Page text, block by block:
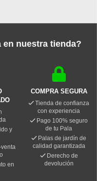
en nuestra tienda?
y
en
COMPRA SEGURA
Tienda de confianza
con experiencia
Pago 100% seguro
de tu Pala
Palas de jardín de
calidad garantizada
Derecho de
devolución